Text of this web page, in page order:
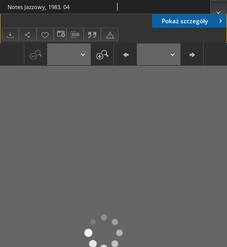
Pokaż szczegóły
Notes Jazzowy, 1983. 04